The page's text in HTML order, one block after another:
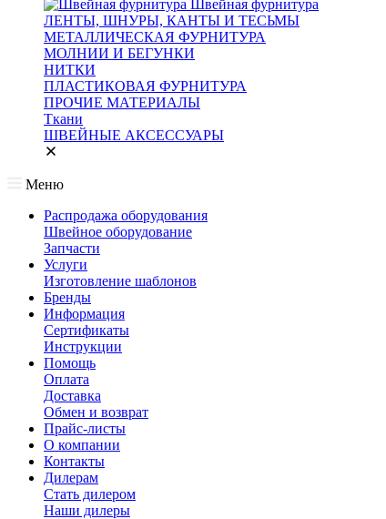
Швейная фурнитура
ЛЕНТЫ, ШНУРЫ, КАНТЫ И ТЕСЬМЫ
МЕТАЛЛИЧЕСКАЯ ФУРНИТУРА
МОЛНИИ И БЕГУНКИ
НИТКИ
ПЛАСТИКОВАЯ ФУРНИТУРА
ПРОЧИЕ МАТЕРИАЛЫ
Ткани
ШВЕЙНЫЕ АКСЕССУАРЫ
Меню
Распродажа оборудования
Швейное оборудование
Запчасти
Услуги
Изготовление шаблонов
Бренды
Информация
Сертификаты
Инструкции
Помощь
Оплата
Доставка
Обмен и возврат
Прайс-листы
О компании
Контакты
Дилерам
Стать дилером
Наши дилеры